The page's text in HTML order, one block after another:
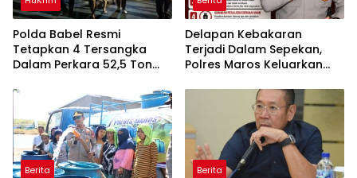
Polda Babel Resmi
Tetapkan 4 Tersangka
Dalam Perkara 52,5 Ton
Belitung
Delapan Kebakaran
Terjadi Dalam Sepekan,
Polres Maros Keluarkan
Masyarakat
Berita Berita